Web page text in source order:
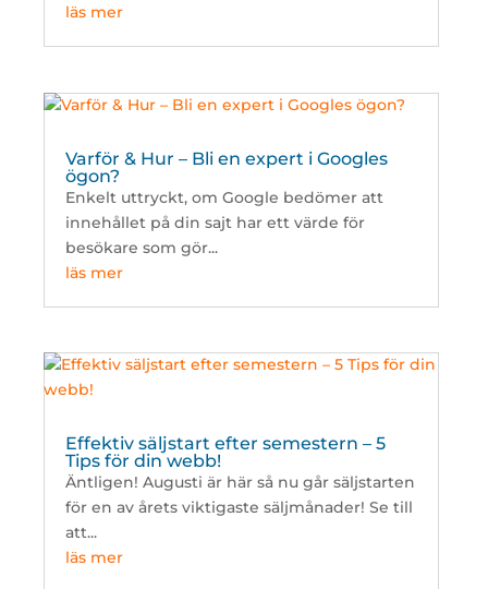
läs mer
Varför & Hur – Bli en expert i Googles
ögon?
Enkelt uttryckt, om Google bedömer att
innehållet på din sajt har ett värde för
besökare som gör...
läs mer
Effektiv säljstart efter semestern – 5
Tips för din webb!
Äntligen! Augusti är här så nu går säljstarten
för en av årets viktigaste säljmånader! Se till
att...
läs mer